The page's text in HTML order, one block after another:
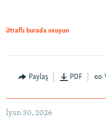
Ətraflı burada oxuyun
Paylaş PDF
İyun 30, 2026